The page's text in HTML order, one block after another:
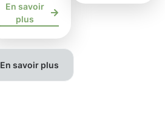
En savoir
plus
En savoir plus